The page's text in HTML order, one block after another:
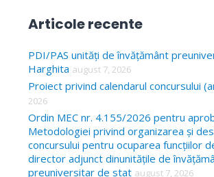
c
h
f
o
r
Articole recente
PDI/PAS unități de învățământ
Harghita august 7, 2026
Proiect privind calendarul concursului
2026
Ordin MEC nr. 4.155/2026 pentru
Metodologiei privind organizarea și
concursului pentru ocuparea funcțiilor
director adjunct dinunitățile de
preuniversitar de stat august 7, 2026